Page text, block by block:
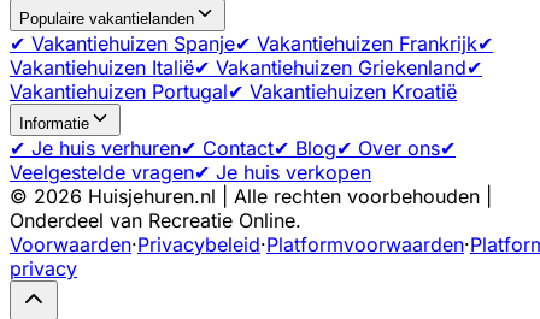
Populaire vakantielanden
✔ Vakantiehuizen Spanje✔ Vakantiehuizen Frankrijk✔
Vakantiehuizen Italië✔ Vakantiehuizen Griekenland✔
Vakantiehuizen Portugal✔ Vakantiehuizen Kroatië
Informatie
✔ Je huis verhuren✔ Contact✔ Blog✔ Over ons✔
Veelgestelde vragen✔ Je huis verkopen
© 2026 Huisjehuren.nl | Alle rechten voorbehouden |
Onderdeel van Recreatie Online.
Voorwaarden·Privacybeleid·Platformvoorwaarden·
privacy